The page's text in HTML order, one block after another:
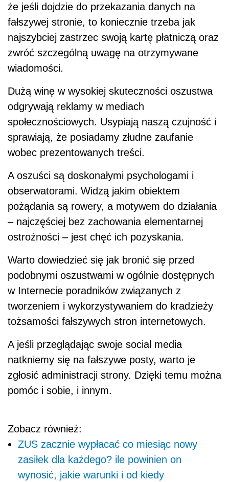
że jeśli dojdzie do przekazania danych na
fałszywej stronie, to koniecznie trzeba jak
najszybciej zastrzec swoją kartę płatniczą oraz
zwróć szczególną uwagę na otrzymywane
wiadomości.
Dużą winę w wysokiej skuteczności oszustwa
odgrywają reklamy w mediach
społecznościowych. Usypiają naszą czujność i
sprawiają, że posiadamy złudne zaufanie
wobec prezentowanych treści.
A oszuści są doskonałymi psychologami i
obserwatorami. Widzą jakim obiektem
pożądania są rowery, a motywem do działania
– najczęściej bez zachowania elementarnej
ostrożności – jest chęć ich pozyskania.
Warto dowiedzieć się jak bronić się przed
podobnymi oszustwami w ogólnie dostępnych
w Internecie poradników związanych z
tworzeniem i wykorzystywaniem do kradzieży
tożsamości fałszywych stron internetowych.
A jeśli przeglądając swoje social media
natkniemy się na fałszywe posty, warto je
zgłosić administracji strony. Dzięki temu można
pomóc i sobie, i innym.
Zobacz również:
ZUS zacznie wypłacać co miesiąc nowy
zasiłek dla każdego? ile powinien on
wynosić, jakie warunki i od kiedy